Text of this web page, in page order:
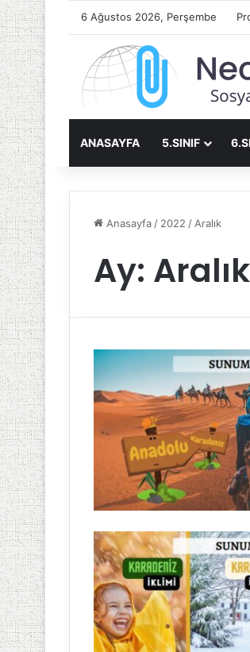
6 Ağustos 2026, Perşembe
ANASAYFA 5.SINIF
Anasayfa / 2022 / Aralık
Ay: